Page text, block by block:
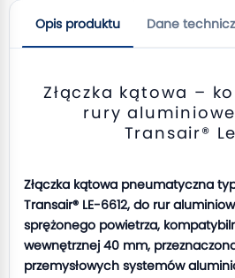
Opis produktu Dane
Złączka kątowa –
rury
Transair®
Złączka kątowa pneumatyczna
Transair® LE-6612, do rur
sprężonego powietrza,
wewnętrznej 40 mm,
przemysłowych systemów